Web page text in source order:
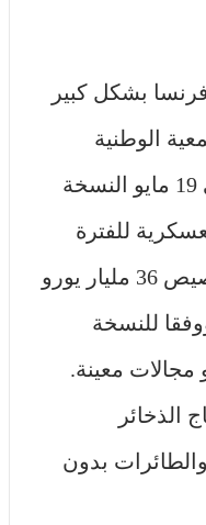
بشكل كبير
الوطنية
(مجلس النواب) الفرنسي في 19 مايو النسخة
للفترة
2024-2030، والتي تتضمن تخصيص 36 مليار يورو
للنسخة
مجالات معينة.
الذخائر
بدون